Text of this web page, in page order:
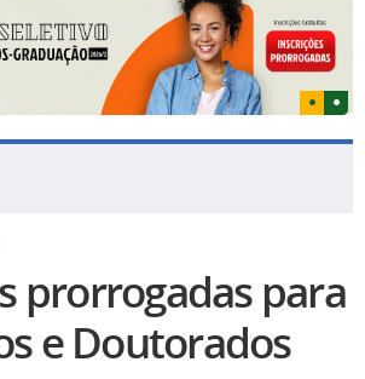
prorrogadas para
e Doutorados